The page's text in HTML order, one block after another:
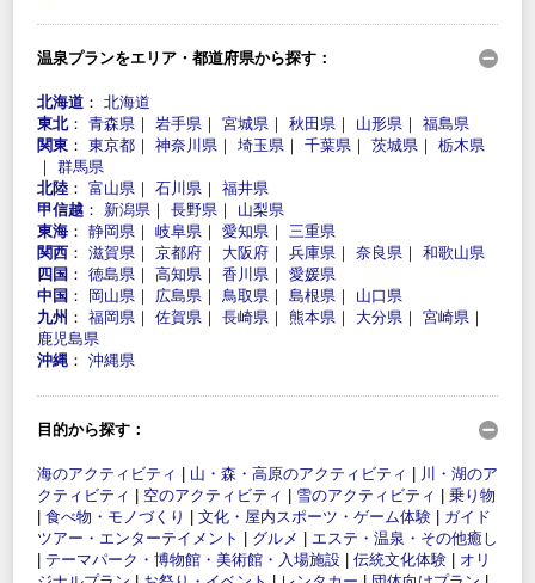
温泉プランをエリア・都道府県から探す：
北海道 ： 北海道
東北： 青森県 ｜ 岩手県 ｜ 宮城県 ｜ 秋田県 ｜ 山形県 ｜ 福島県
関東 ： 東京都 ｜ 神奈川県 ｜ 埼玉県 ｜ 千葉県 ｜ 茨城県 ｜ 栃木県
｜ 群馬県
北陸 ： 富山県 ｜ 石川県 ｜ 福井県
甲信越 ： 新潟県 ｜ 長野県 ｜ 山梨県
東海 ： 静岡県 ｜ 岐阜県 ｜ 愛知県 ｜ 三重県
関西 ： 滋賀県 ｜ 京都府 ｜ 大阪府 ｜ 兵庫県 ｜ 奈良県 ｜ 和歌山県
四国 ： 徳島県 ｜ 高知県 ｜ 香川県 ｜ 愛媛県
中国 ： 岡山県 ｜ 広島県 ｜ 鳥取県 ｜ 島根県 ｜ 山口県
九州 ： 福岡県 ｜ 佐賀県 ｜ 長崎県 ｜ 熊本県 ｜ 大分県 ｜ 宮崎県 ｜
鹿児島県
沖縄 ： 沖縄県
目的から探す：
海のアクティビティ 山・森・高原のアクティビティ
川・湖のア
クティビティ
空のアクティビティ 雪のアクティビティ
乗り物
食べ物・モノづくり 文化・屋内スポーツ・ゲーム体験
ガイド
ツアー・エンターテイメント
グルメ
エステ・温泉・その他癒し
テーマパーク・博物館・美術館・入場施設 伝統文化体験
オリ